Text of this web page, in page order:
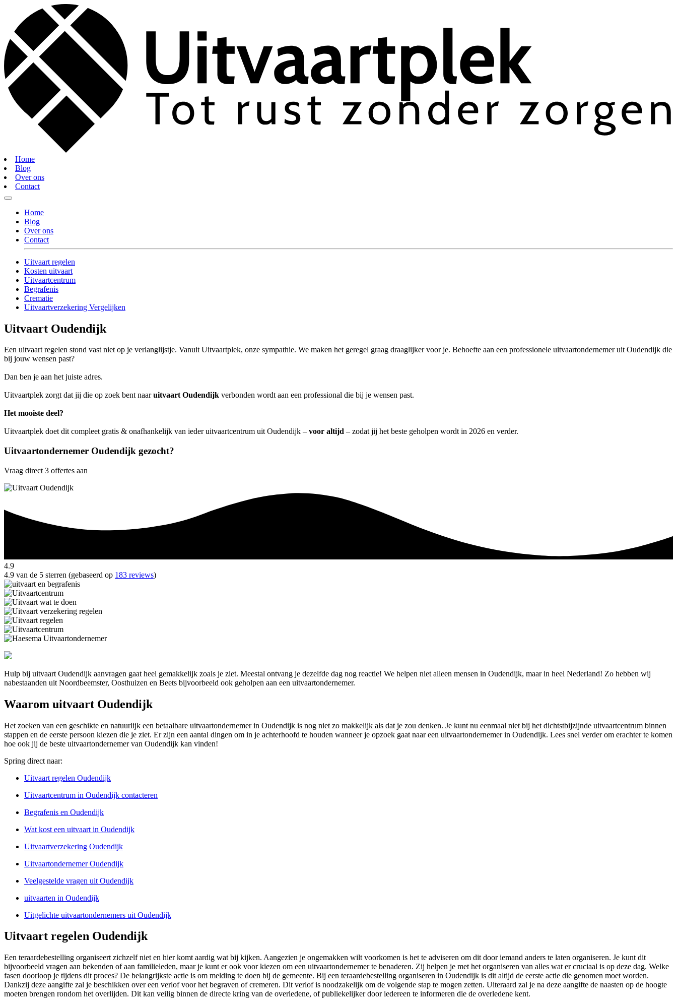
Home
Blog
Over ons
Contact
Home
Blog
Over ons
Contact
Uitvaart regelen
Kosten uitvaart
Uitvaartcentrum
Begrafenis
Crematie
Uitvaartverzekering Vergelijken
Uitvaart Oudendijk
Een uitvaart regelen stond vast niet op je verlanglijstje. Vanuit Uitvaartplek, onze sympathie. We maken het geregel graag draaglijker voor je. Behoefte aan een professionele uitvaartondernemer uit Oudendijk die
bij jouw wensen past?
Dan ben je aan het juiste adres.
Uitvaartplek zorgt dat jij die op zoek bent naaruitvaart Oudendijk verbonden wordt aan een professional die bij je wensen past.
Het mooiste deel?
Uitvaartplek doet dit compleet gratis & onafhankelijk van ieder uitvaartcentrum uit Oudendijk – voor altijd – zodat jij het beste geholpen wordt in 2026 en verder.
Uitvaartondernemer Oudendijk gezocht?
Vraag direct 3 offertes aan
4.9
4.9 van de 5 sterren (gebaseerd op 183 reviews)
Hulp bij uitvaart Oudendijk aanvragen gaat heel gemakkelijk zoals je ziet. Meestal ontvang je dezelfde dag nog reactie! We helpen niet alleen mensen in Oudendijk, maar in heel Nederland! Zo hebben wij
nabestaanden uit Noordbeemster, Oosthuizen en Beets bijvoorbeeld ook geholpen aan een uitvaartondernemer.
Waarom uitvaart Oudendijk
Het zoeken van een geschikte en natuurlijk een betaalbare uitvaartondernemer in Oudendijk is nog niet zo makkelijk als dat je zou denken. Je kunt nu eenmaal niet bij het dichtstbijzijnde uitvaartcentrum binnen
stappen en de eerste persoon kiezen die je ziet. Er zijn een aantal dingen om in je achterhoofd te houden wanneer je opzoek gaat naar een uitvaartondernemer in Oudendijk. Lees snel verder om erachter te komen
hoe ook jij de beste uitvaartondernemer van Oudendijk kan vinden!
Spring direct naar:
Uitvaart regelen Oudendijk
Uitvaartcentrum in Oudendijk contacteren
Begrafenis en Oudendijk
Wat kost een uitvaart in Oudendijk
Uitvaartverzekering Oudendijk
Uitvaartondernemer Oudendijk
Veelgestelde vragen uit Oudendijk
uitvaarten in Oudendijk
Uitgelichte uitvaartondernemers uit Oudendijk
Uitvaart regelen Oudendijk
Een teraardebestelling organiseert zichzelf niet en hier komt aardig wat bij kijken. Aangezien je ongemakken wilt voorkomen is het te adviseren om dit door iemand anders te laten organiseren. Je kunt dit
bijvoorbeeld vragen aan bekenden of aan familieleden, maar je kunt er ook voor kiezen om een uitvaartondernemer te benaderen. Zij helpen je met het organiseren van alles wat er cruciaal is op deze dag. Welke
fasen doorloop je tijdens dit proces? De belangrijkste actie is om melding te doen bij de gemeente. Bij een teraardebestelling organiseren in Oudendijk is dit altijd de eerste actie die genomen moet worden.
Dankzij deze aangifte zal je beschikken over een verlof voor het begraven of cremeren. Dit verlof is noodzakelijk om de volgende stap te mogen zetten. Uiteraard zal je na deze aangifte de naasten op de hoogte
moeten brengen rondom het overlijden. Dit kan veilig binnen de directe kring van de overledene, of publiekelijker door iedereen te informeren die de overledene kent.